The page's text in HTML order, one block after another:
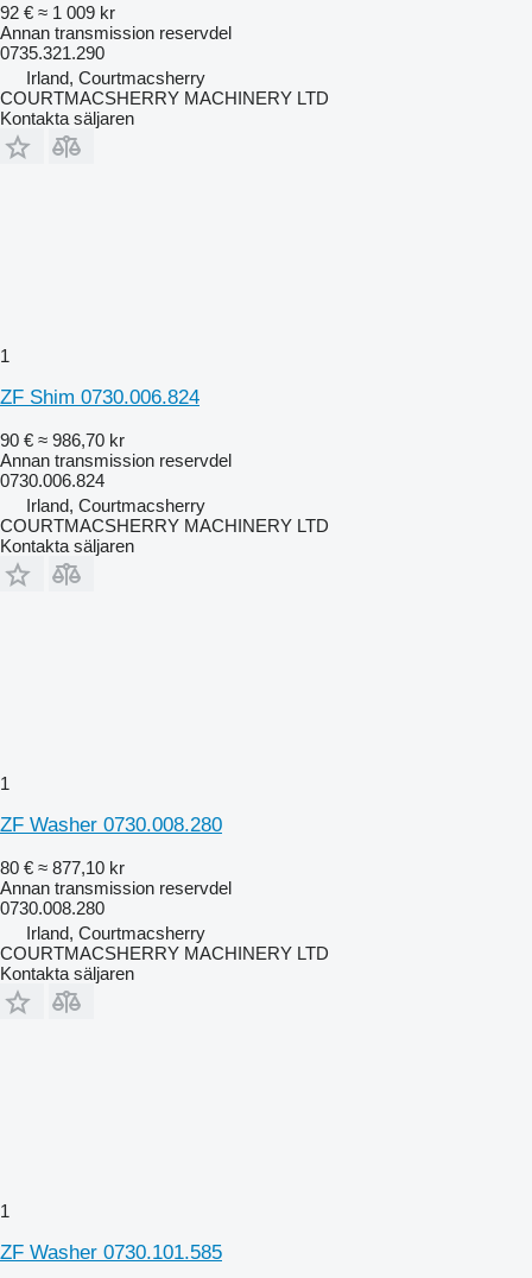
92 € ≈ 1 009 kr
Annan transmission reservdel
0735.321.290
Irland, Courtmacsherry
COURTMACSHERRY MACHINERY LTD
Kontakta säljaren
1
ZF Shim 0730.006.824
90 € ≈ 986,70 kr
Annan transmission reservdel
0730.006.824
Irland, Courtmacsherry
COURTMACSHERRY MACHINERY LTD
Kontakta säljaren
1
ZF Washer 0730.008.280
80 € ≈ 877,10 kr
Annan transmission reservdel
0730.008.280
Irland, Courtmacsherry
COURTMACSHERRY MACHINERY LTD
Kontakta säljaren
1
ZF Washer 0730.101.585